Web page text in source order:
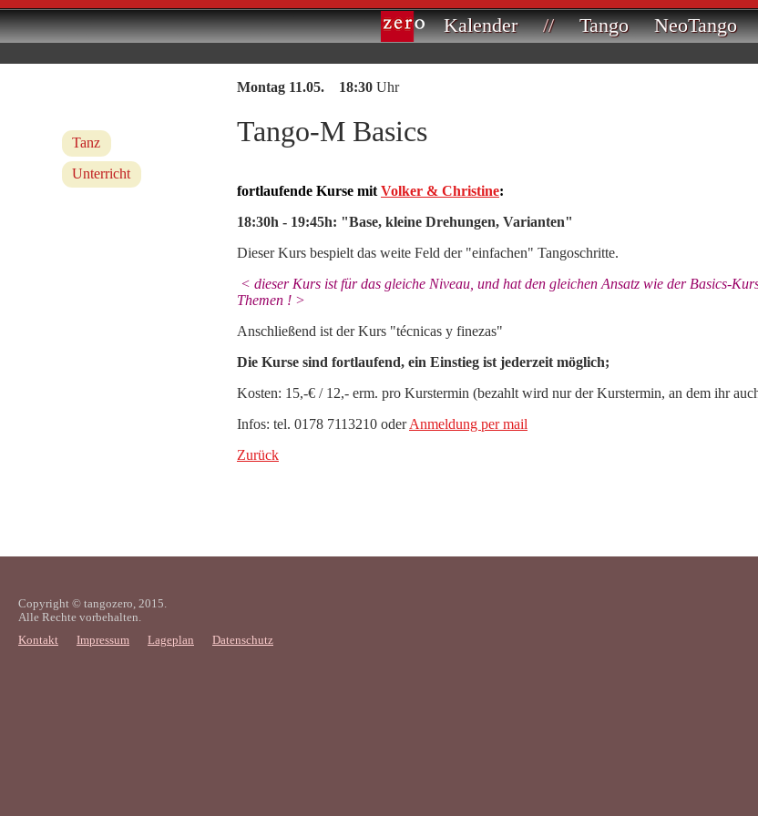
Kalender // Tango NeoTango
Tanz
Unterricht
Montag 11.05. 18:30 Uhr
Tango-M Basics
fortlaufende Kurse mit Volker & Christine:
18:30h - 19:45h: "Base, kleine Drehungen, Varianten"
Dieser Kurs bespielt das weite Feld der "einfachen" Tangoschritte.
< dieser Kurs ist für das gleiche Niveau, und hat den gleichen Ansatz wie der Basics-
Themen ! >
Anschließend ist der Kurs "técnicas y finezas"
Die Kurse sind fortlaufend, ein Einstieg ist jederzeit möglich;
Kosten: 15,-€ / 12,- erm. pro Kurstermin (bezahlt wird nur der Kurstermin, an dem ihr
Infos: tel. 0178 7113210 oderAnmeldung per mail
Zurück
Copyright © tangozero, 2015.
Alle Rechte vorbehalten.
Kontakt
Impressum Lageplan Datenschutz